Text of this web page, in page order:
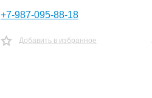
+7-987-095-88-18
Добавить в избранное